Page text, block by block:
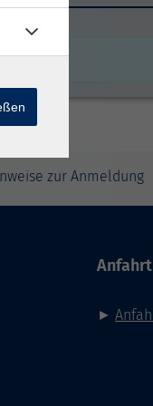
zur Anmeldung
Anfahrt
►